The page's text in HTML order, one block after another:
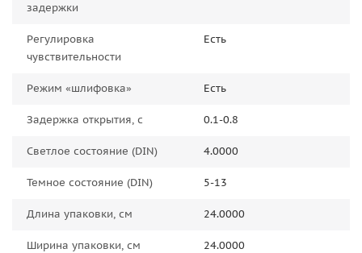
задержки
Регулировка
чувствительности
Есть
Режим «шлифовка» Есть
Задержка открытия, с 0.1-0.8
Светлое состояние (DIN) 4.0000
Темное состояние (DIN) 5-13
Длина упаковки, см 24.0000
Ширина упаковки, см 24.0000